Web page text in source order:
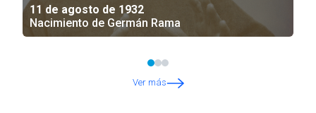
11 de agosto de 1932
Nacimiento de Germán Rama
Ver más